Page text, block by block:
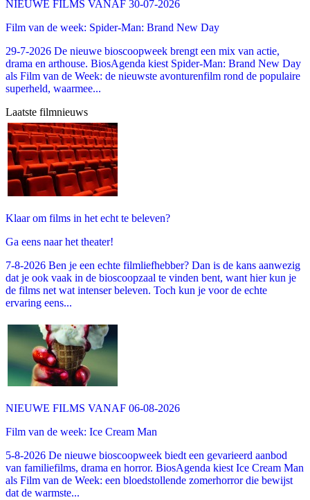
NIEUWE FILMS VANAF 30-07-2026
Film van de week: Spider-Man: Brand New Day
29-7-2026 De nieuwe bioscoopweek brengt een mix van actie,
drama en arthouse. BiosAgenda kiest Spider-Man: Brand New Day
als Film van de Week: de nieuwste avonturenfilm rond de populaire
superheld, waarmee...
Laatste filmnieuws
Klaar om films in het echt te beleven?
Ga eens naar het theater!
7-8-2026 Ben je een echte filmliefhebber? Dan is de kans aanwezig
dat je ook vaak in de bioscoopzaal te vinden bent, want hier kun je
de films net wat intenser beleven. Toch kun je voor de echte
ervaring eens...
NIEUWE FILMS VANAF 06-08-2026
Film van de week: Ice Cream Man
5-8-2026 De nieuwe bioscoopweek biedt een gevarieerd aanbod
van familiefilms, drama en horror. BiosAgenda kiest Ice Cream Man
als Film van de Week: een bloedstollende zomerhorror die bewijst
dat de warmste...